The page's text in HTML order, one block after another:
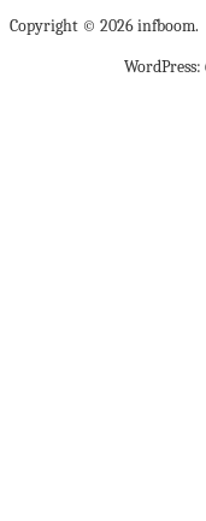
Copyright © 2026 infboom.
WordPress: